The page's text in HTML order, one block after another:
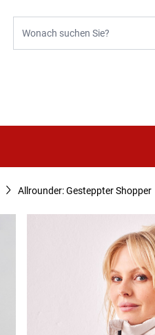
Allrounder: Gesteppter Shopper